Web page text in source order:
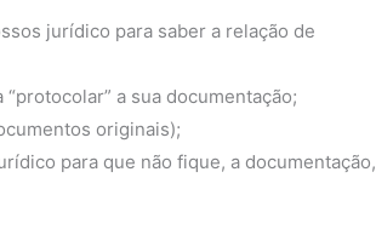
jurídico para saber a relação de
a sua documentação;
originais);
para que não fique, a documentação,